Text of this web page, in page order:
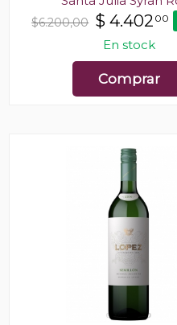
$6.200,00 $4.402 00
En stock
Comprar